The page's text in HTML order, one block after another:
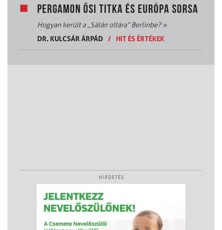
PERGAMON ŐSI TITKA ÉS EURÓPA SORSA
Hogyan került a „Sátán oltára” Berlinbe?»
DR. KULCSÁR ÁRPÁD
/ HIT ÉS ÉRTÉKEK
HIRDETÉS